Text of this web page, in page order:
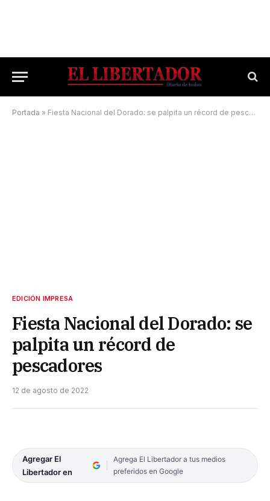
Portada » Fiesta Nacional del Dorado: se palpita un récord de pescadores
EDICIÓN IMPRESA
Fiesta Nacional del Dorado: se
palpita un récord de
pescadores
12 de agosto de 2022
Agregar El
Libertador en
Agrega El Libertador a tus medios
preferidos en Google